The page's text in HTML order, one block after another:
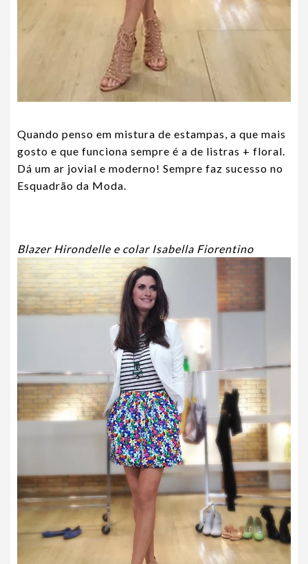
Quando penso em mistura de estampas, a que mais
gosto e que funciona sempre é a de listras + floral.
Dá um ar jovial e moderno! Sempre faz sucesso no
Esquadrão da Moda.
Blazer Hirondelle e colar Isabella Fiorentino